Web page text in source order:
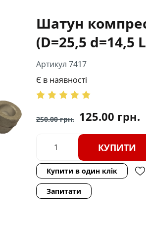
Шатун
(D=25,5 d=14,5
Артикул 7417
Є в наявності
250.00грн. 125.00 грн.
КУПИТИ
Купити в один клік
Запитати